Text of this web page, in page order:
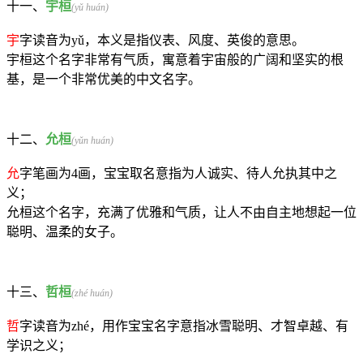
十一、 宇桓(yǔ huán)
宇字读音为yǔ，本义是指仪表、风度、英俊的意思。
宇桓这个名字非常有气质，寓意着宇宙般的广阔和坚实的根
基，是一个非常优美的中文名字。
十二、 允桓(yǔn huán)
允字笔画为4画，宝宝取名意指为人诚实、待人允执其中之
义；
允桓这个名字，充满了优雅和气质，让人不由自主地想起一位
聪明、温柔的女子。
十三、 哲桓(zhé huán)
哲字读音为zhé，用作宝宝名字意指冰雪聪明、才智卓越、有
学识之义；